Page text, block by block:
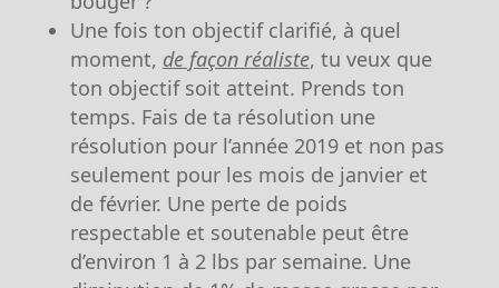
Une fois ton objectif clarifié, à quel
moment, de façon réaliste, tu veux que
ton objectif soit atteint. Prends ton
temps. Fais de ta résolution une
résolution pour l’année 2019 et non pas
seulement pour les mois de janvier et
de février. Une perte de poids
respectable et soutenable peut être
d’environ 1 à 2 lbs par semaine. Une